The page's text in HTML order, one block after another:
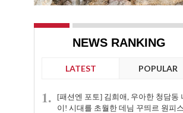
NEWS RANKING
LATEST POPULAR
1.
[패션엔 포토] 김희애, 우아한 청담동
이! 시대를 초월한 데님 꾸띄르 원피